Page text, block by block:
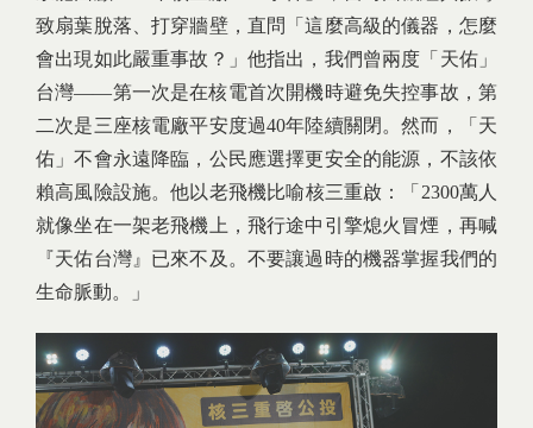
致扇葉脫落、打穿牆壁，直問「這麼高級的儀器，怎麼
會出現如此嚴重事故？」他指出，我們曾兩度「天佑」
台灣——第一次是在核電首次開機時避免失控事故，第
二次是三座核電廠平安度過40年陸續關閉。然而，「天
佑」不會永遠降臨，公民應選擇更安全的能源，不該依
賴高風險設施。他以老飛機比喻核三重啟：「2300萬人
就像坐在一架老飛機上，飛行途中引擎熄火冒煙，再喊
『天佑台灣』已來不及。不要讓過時的機器掌握我們的
生命脈動。」